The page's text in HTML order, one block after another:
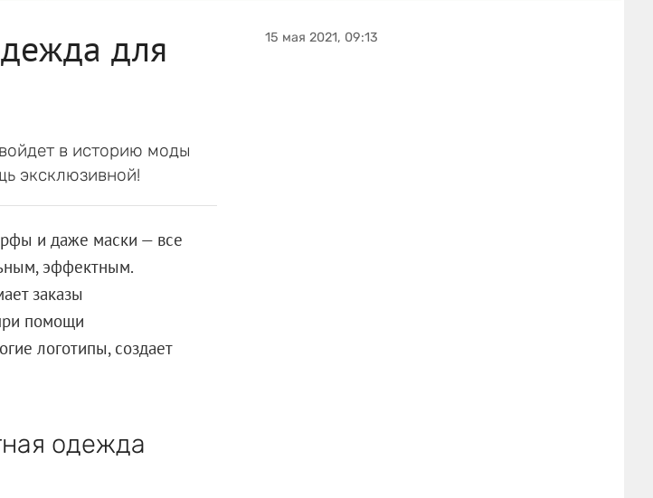
для
в историю моды
эксклюзивной!
и даже маски — все
эффектным.
заказы
помощи
логотипы, создает
одежда
15 мая 2021, 09:13